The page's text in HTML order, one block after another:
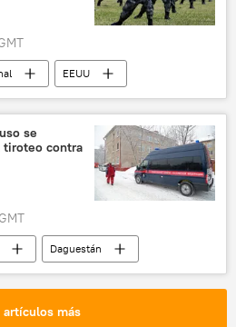
EEUU
portaviones
noticias
se
tiroteo contra
Daguestán
noticias
artículos más